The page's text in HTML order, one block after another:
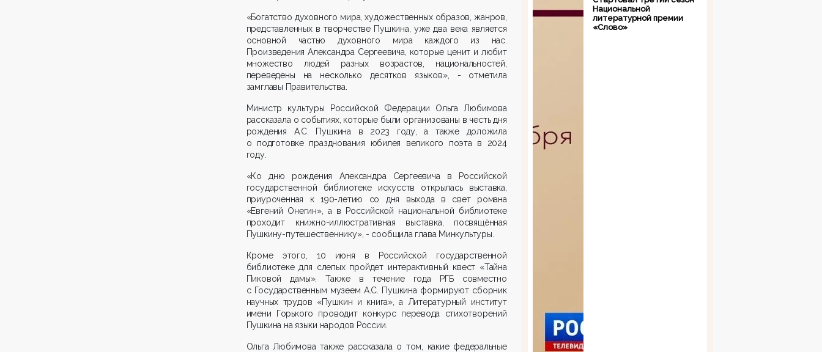
«Богатство духовного мира, художественных образов, жанров,
представленных в творчестве Пушкина, уже два века является
основной частью духовного мира каждого из нас.
Произведения Александра Сергеевича, которые ценит и любит
множество людей разных возрастов, национальностей,
переведены на несколько десятков языков», - отметила
замглавы Правительства.
Министр культуры Российской Федерации Ольга Любимова
рассказала о событиях, которые были организованы в честь дня
рождения А.С. Пушкина в 2023 году, а также доложила
о подготовке празднования юбилея великого поэта в 2024
году.
«Ко дню рождения Александра Сергеевича в Российской
государственной библиотеке искусств открылась выставка,
приуроченная к 190-летию со дня выхода в свет романа
«Евгений Онегин», а в Российской национальной библиотеке
проходит книжно-иллюстративная выставка, посвящённая
Пушкину-путешественнику», - сообщила глава Минкультуры.
Кроме этого, 10 июня в Российской государственной
библиотеке для слепых пройдет интерактивный квест «Тайна
Пиковой дамы». Также в течение года РГБ совместно
с Государственным музеем А.С. Пушкина формируют сборник
научных трудов «Пушкин и книга», а Литературный институт
имени Горького проводит конкурс перевода стихотворений
Пушкина на языки народов России.
Ольга Любимова также рассказала о том, какие федеральные
Национальной
литературной премии
«Слово»